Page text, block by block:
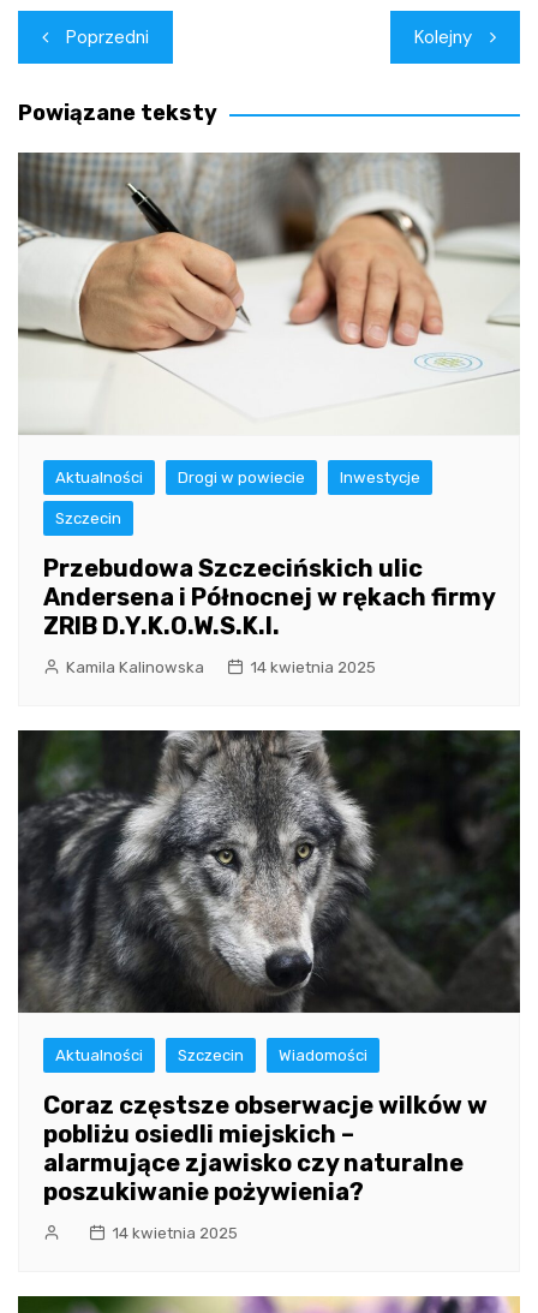
Nawigacja
wpisu
Poprzedni Kolejny
Powiązane teksty
Aktualności Drogi w powiecie Inwestycje
Szczecin
Przebudowa Szczecińskich ulic
Andersena i Północnej w rękach firmy
ZRIB D.Y.K.O.W.S.K.I.
Kamila Kalinowska 14 kwietnia 2025
Aktualności Szczecin Wiadomości
Coraz częstsze obserwacje wilków w
pobliżu osiedli miejskich –
alarmujące zjawisko czy naturalne
poszukiwanie pożywienia?
14 kwietnia 2025